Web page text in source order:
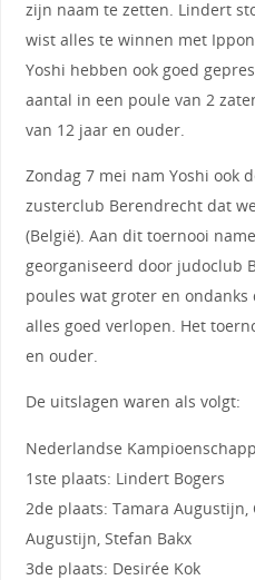
zijn naam te zetten. Lindert
wist alles te winnen met
Yoshi hebben ook goed
aantal in een poule van 2
van 12 jaar en ouder.
Zondag 7 mei nam Yoshi ook
zusterclub Berendrecht dat
(België). Aan dit toernooi
georganiseerd door judoclub
poules wat groter en
alles goed verlopen. Het
en ouder.
De uitslagen waren als volgt:
Nederlandse
1ste plaats: Lindert Bogers
2de plaats: Tamara Augustijn,
Augustijn, Stefan Bakx
3de plaats: Desirée Kok